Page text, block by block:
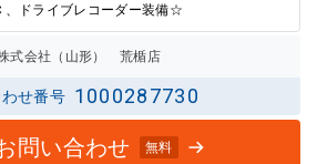
、ドライブレコーダー装備☆
式会社（山形） 荒楯店
せ番号 1000287730
問い合わせ 無料